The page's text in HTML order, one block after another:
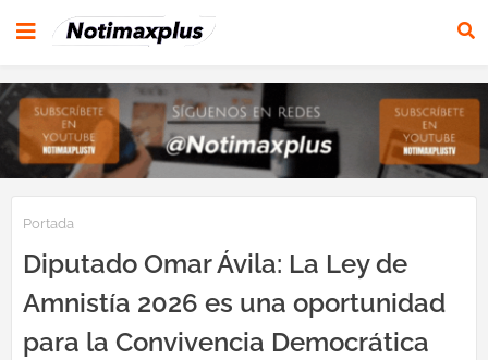
Portada
Diputado Omar Ávila: La Ley de
Amnistía 2026 es una oportunidad
para la Convivencia Democrática